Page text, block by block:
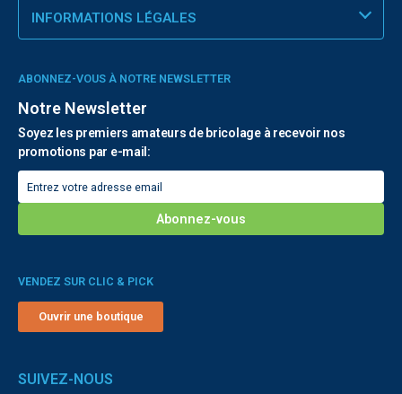
INFORMATIONS LÉGALES
ABONNEZ-VOUS À NOTRE NEWSLETTER
Notre Newsletter
Soyez les premiers amateurs de bricolage à recevoir nos
promotions par e-mail:
VENDEZ SUR CLIC & PICK
Ouvrir une boutique
SUIVEZ-NOUS